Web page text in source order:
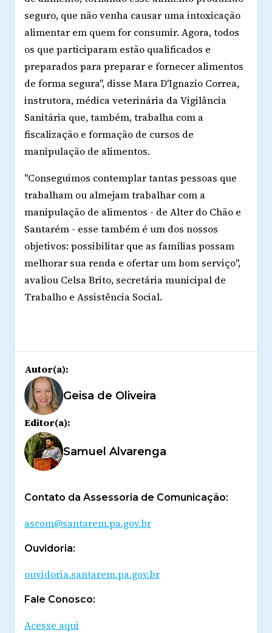
seguro, que não venha causar uma intoxicação
alimentar em quem for consumir. Agora, todos
os que participaram estão qualificados e
preparados para preparar e fornecer alimentos
de forma segura", disse Mara D'Ignazio Correa,
instrutora, médica veterinária da Vigilância
Sanitária que, também, trabalha com a
fiscalização e formação de cursos de
manipulação de alimentos.
"Conseguimos contemplar tantas pessoas que
trabalham ou almejam trabalhar com a
manipulação de alimentos - de Alter do Chão e
Santarém - esse também é um dos nossos
objetivos: possibilitar que as famílias possam
melhorar sua renda e ofertar um bom serviço",
avaliou Celsa Brito, secretária municipal de
Trabalho e Assistência Social.
Autor(a):
Geisa de Oliveira
Editor(a):
Samuel Alvarenga
Contato da Assessoria de Comunicação:
ascom@santarem.pa.gov.br
Ouvidoria:
ouvidoria.santarem.pa.gov.br
Fale Conosco:
Acesse aqui